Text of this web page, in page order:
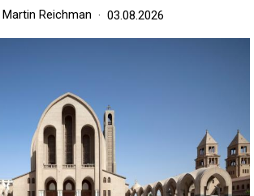
Martin Reichman 03.08.2026